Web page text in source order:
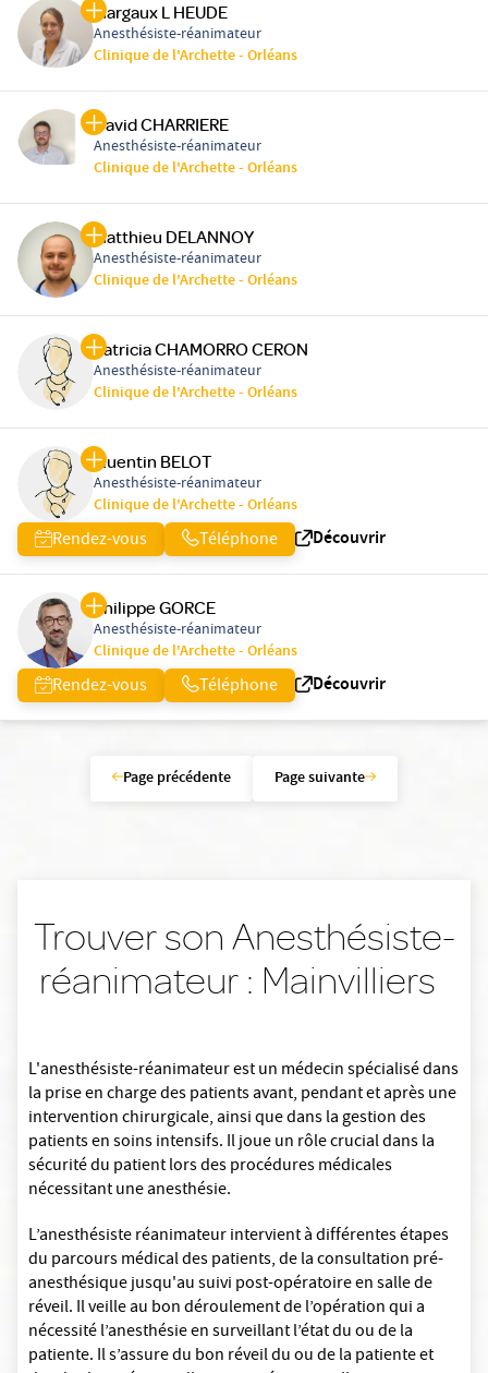
Margaux L HEUDE
Anesthésiste-réanimateur
Clinique de l'Archette - Orléans
David CHARRIERE
Anesthésiste-réanimateur
Clinique de l'Archette - Orléans
Matthieu DELANNOY
Anesthésiste-réanimateur
Clinique de l'Archette - Orléans
Patricia CHAMORRO CERON
Anesthésiste-réanimateur
Clinique de l'Archette - Orléans
Quentin BELOT
Anesthésiste-réanimateur
Clinique de l'Archette - Orléans
Rendez-vous Téléphone Découvrir
Philippe GORCE
Anesthésiste-réanimateur
Clinique de l'Archette - Orléans
Rendez-vous Téléphone Découvrir
Page précédente Page suivante
Trouver son Anesthésiste-
réanimateur : Mainvilliers
L'anesthésiste-réanimateur est un médecin spécialisé dans
la prise en charge des patients avant, pendant et après une
intervention chirurgicale, ainsi que dans la gestion des
patients en soins intensifs. Il joue un rôle crucial dans la
sécurité du patient lors des procédures médicales
nécessitant une anesthésie.
L’anesthésiste réanimateur intervient à différentes étapes
du parcours médical des patients, de la consultation pré-
anesthésique jusqu'au suivi post-opératoire en salle de
réveil. Il veille au bon déroulement de l’opération qui a
nécessité l’anesthésie en surveillant l’état du ou de la
patiente. Il s’assure du bon réveil du ou de la patiente et